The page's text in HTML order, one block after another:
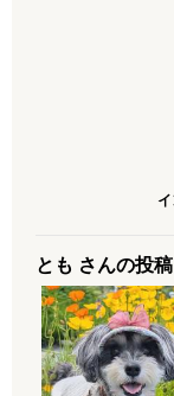
とも さんの投稿